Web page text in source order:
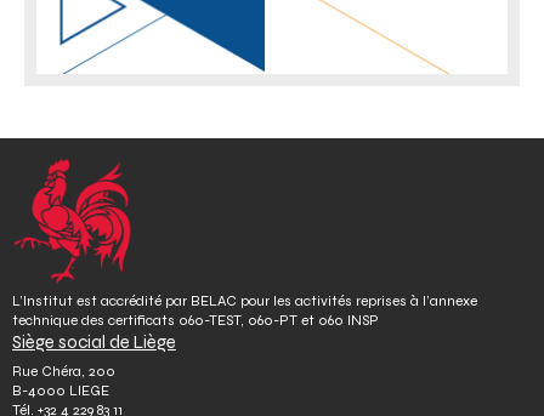
L’Institut est accrédité par BELAC pour les activités reprises à l’annexe
technique des certificats 060-TEST, 060-PT et 060 INSP
Siège social de Liège
Rue Chéra, 200
B-4000 LIEGE
Tél. +32 4 229 83 11